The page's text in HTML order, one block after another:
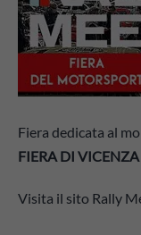
Fiera dedicata al
FIERA DI
Visita il sito Rally